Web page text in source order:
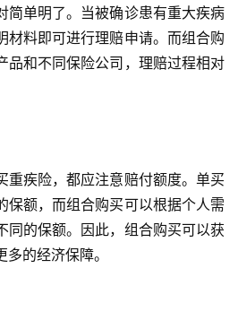
简单明了。当被确诊患有重大疾病
材料即可进行理赔申请。而组合购
品和不同保险公司，理赔过程相对
重疾险，都应注意赔付额度。单买
保额，而组合购买可以根据个人需
同的保额。因此，组合购买可以获
的经济保障。